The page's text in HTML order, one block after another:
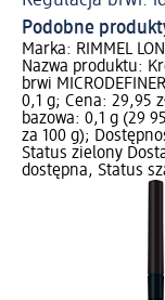
Podobne
Marka: RIMMEL
Nazwa produktu:
brwi
0,1 g; Cena: 29,95
bazowa: 0,1 g (29
za 100 g);
Status zielony
dostępna, Status